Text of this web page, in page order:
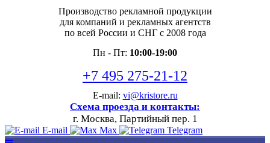
Производство рекламной продукции
для компаний и рекламных агентств
по всей России и СНГ с 2008 года
Пн - Пт: 10:00-19:00
+7 495 275-21-12
E-mail: vi@kristore.ru
Схема проезда и контакты:
г. Москва, Партийный пер. 1
E-mail Max Telegram